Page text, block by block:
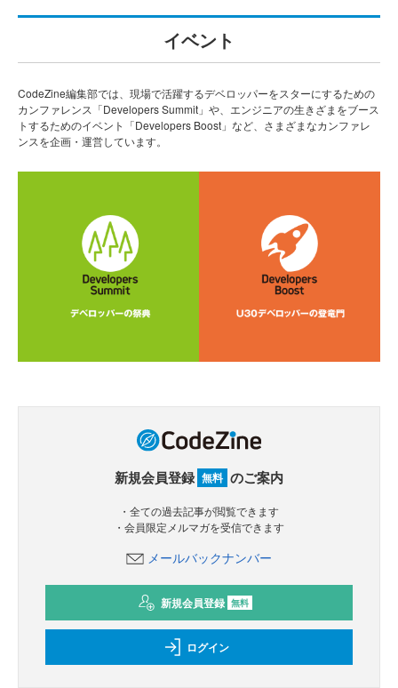
イベント
CodeZine編集部では、現場で活躍するデベロッパーをスターにするための
カンファレンス「Developers Summit」や、エンジニアの生きざまをブース
トするためのイベント「Developers Boost」など、さまざまなカンファレ
ンスを企画・運営しています。
新規会員登録 無料 のご案内
・全ての過去記事が閲覧できます
・会員限定メルマガを受信できます
メールバックナンバー
新規会員登録 無料
ログイン